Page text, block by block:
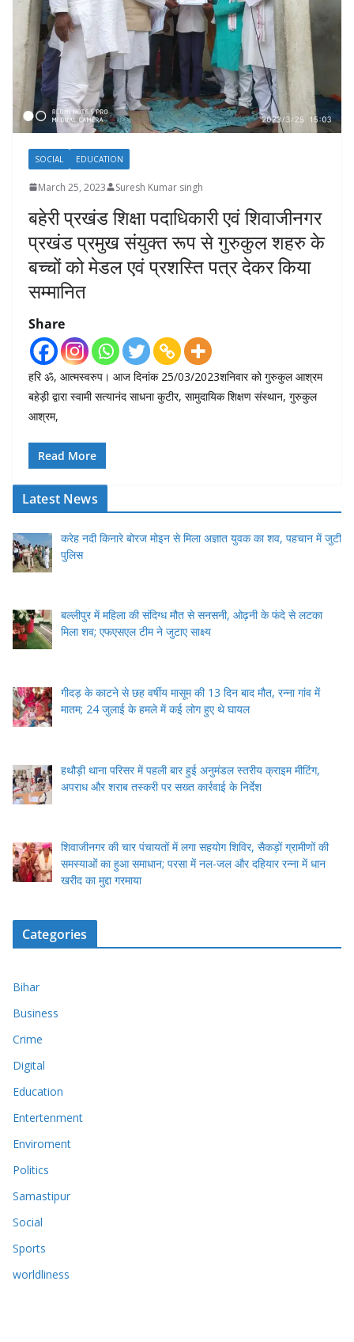
SOCIAL EDUCATION
March 25, 2023 Suresh Kumar singh
बहेरी प्रखंड शिक्षा पदाधिकारी एवं शिवाजीनगर
प्रखंड प्रमुख संयुक्त रूप से गुरुकुल शहरु के
बच्चों को मेडल एवं प्रशस्ति पत्र देकर किया
सम्मानित
Share
हरि ॐ, आत्मस्वरुप। आज दिनांक 25/03/2023शनिवार को गुरुकुल आश्रम
बहेड़ी द्वारा स्वामी सत्यानंद साधना कुटीर, सामुदायिक शिक्षण संस्थान, गुरुकुल
आश्रम,
Read More
Latest News
करेह नदी किनारे बोरज मोइन से मिला अज्ञात युवक का शव, पहचान में जुटी
पुलिस
बल्लीपुर में महिला की संदिग्ध मौत से सनसनी, ओढ़नी के फंदे से लटका
मिला शव; एफएसएल टीम ने जुटाए साक्ष्य
गीदड़ के काटने से छह वर्षीय मासूम की 13 दिन बाद मौत, रन्ना गांव में
मातम; 24 जुलाई के हमले में कई लोग हुए थे घायल
हथौड़ी थाना परिसर में पहली बार हुई अनुमंडल स्तरीय क्राइम मीटिंग,
अपराध और शराब तस्करी पर सख्त कार्रवाई के निर्देश
शिवाजीनगर की चार पंचायतों में लगा सहयोग शिविर, सैकड़ों ग्रामीणों की
समस्याओं का हुआ समाधान; परसा में नल-जल और दहियार रन्ना में धान
खरीद का मुद्दा गरमाया
Categories
Bihar
Business
Crime
Digital
Education
Entertenment
Enviroment
Politics
Samastipur
Social
Sports
worldliness